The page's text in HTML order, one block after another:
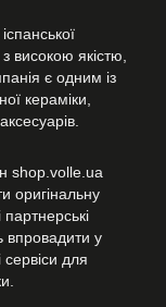
високою якістю,
є одним із
кераміки,
shop.volle.ua
оригінальну
партнерські
впровадити у
для